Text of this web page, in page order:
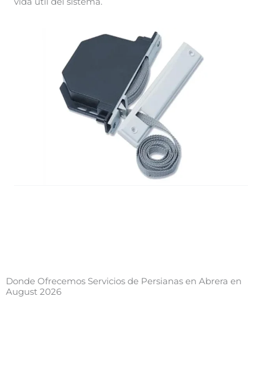
Donde Ofrecemos Servicios de Persianas en Abrera en
August 2026